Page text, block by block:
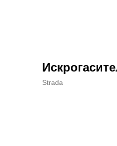
Strada